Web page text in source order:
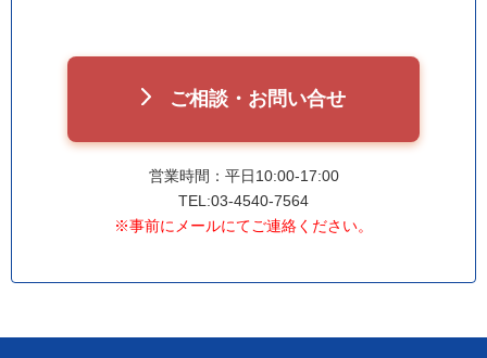
ご相談・お問い合せ
営業時間：平日10:00-17:00
TEL:03-4540-7564
※事前にメールにてご連絡ください。